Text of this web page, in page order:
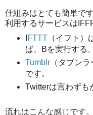
仕組みはとても簡単です
利用するサービスは
FTTT（イフト）
ば、Bを実行する
Tumblr（タブンラ
です。
Twitterは言わずも
流れはこんな感じです。